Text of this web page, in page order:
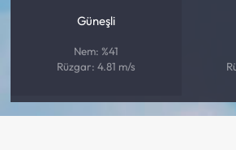
Güneşli
Nem: %41
Rüzgar: 4.81 m/s